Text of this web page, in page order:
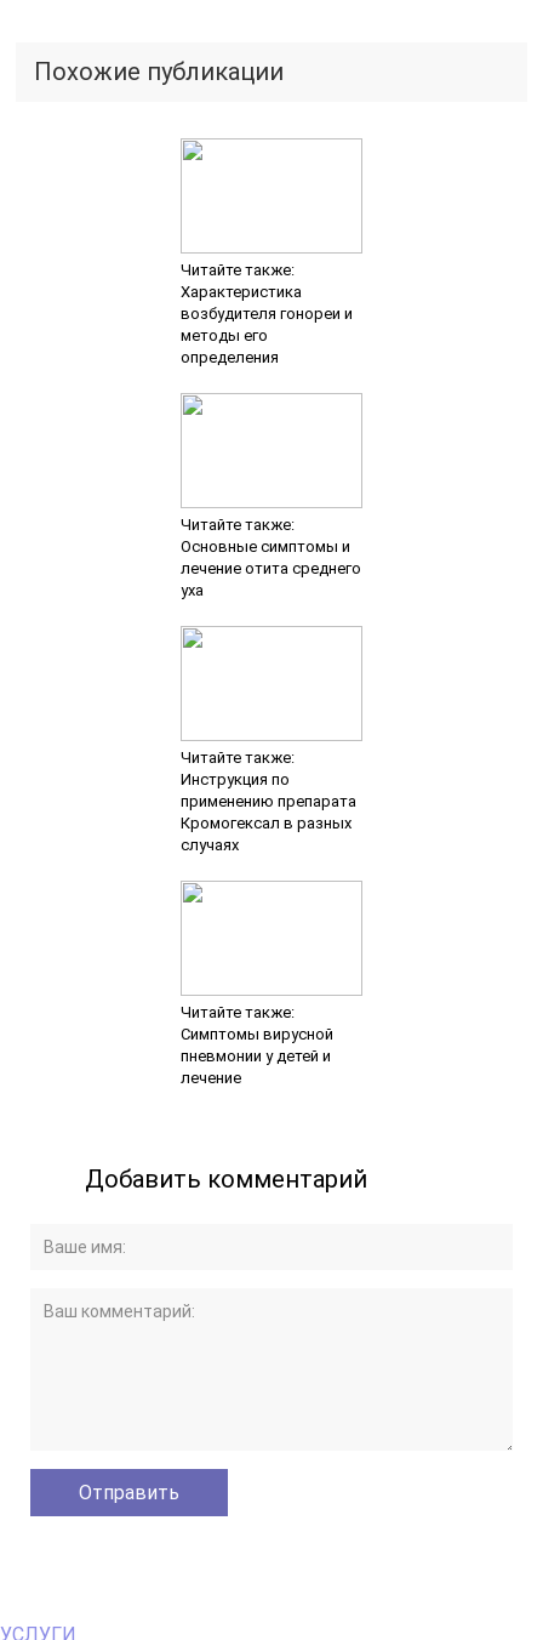
Похожие публикации
Читайте также:
Характеристика
возбудителя гонореи и
методы его
определения
Читайте также:
Основные симптомы и
лечение отита среднего
уха
Читайте также:
Инструкция по
применению препарата
Кромогексал в разных
случаях
Читайте также:
Симптомы вирусной
пневмонии у детей и
лечение
Добавить комментарий
Primary
УСЛУГИ